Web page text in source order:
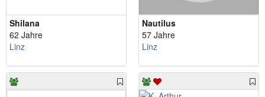
Shilana
62 Jahre
Linz
Nautilus
57 Jahre
Linz